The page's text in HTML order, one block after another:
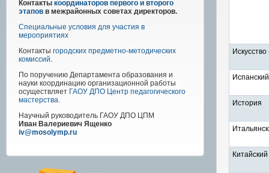
Контакты координаторов первого и второго
этапов в межрайонных советах директоров.
Специальные условия для участия в
мероприятиях
Контакты городских предметно-методических
комиссий.
По поручению Департамента образования и
науки координацию организационной работы
осуществляет ГАОУ ДПО Центр педагогического
мастерства.
Научный руководитель ГАОУ ДПО ЦПМ
Иван Валериевич Ященко
iv@mosolymp.ru
История